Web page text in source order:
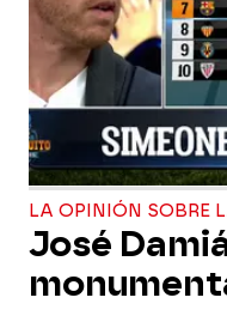
LA OPINIÓN SOBRE
José